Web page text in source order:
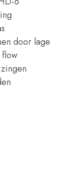
door lage